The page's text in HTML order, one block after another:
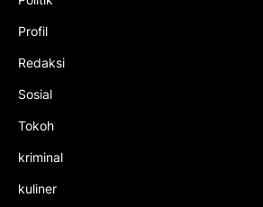
Profil
Redaksi
Sosial
Tokoh
kriminal
kuliner